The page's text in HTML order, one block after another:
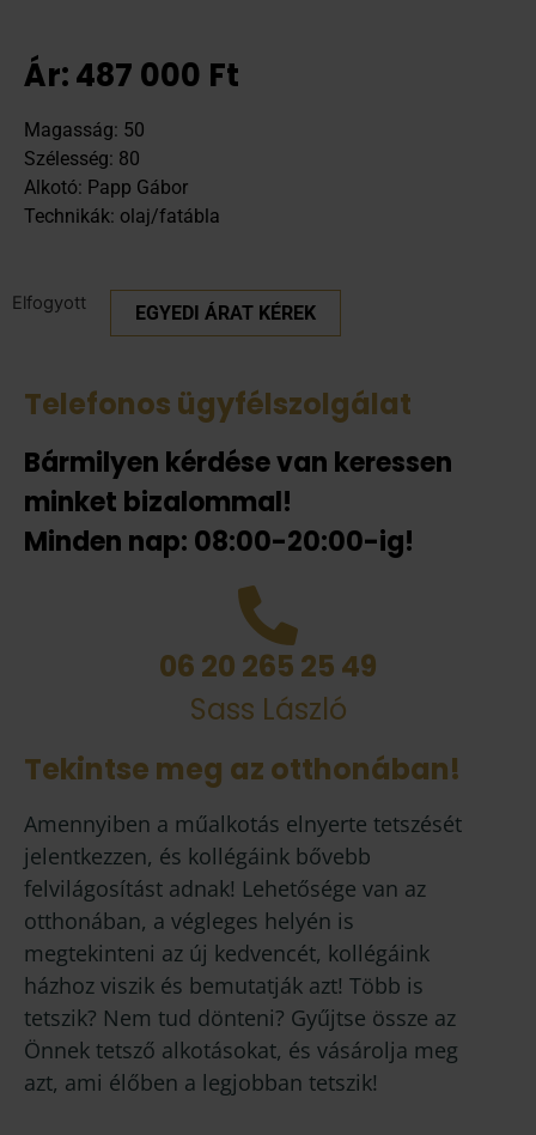
Ár:487 000 Ft
Magasság: 50
Szélesség: 80
Alkotó: Papp Gábor
Technikák: olaj/fatábla
Elfogyott EGYEDI ÁRAT KÉREK
Telefonos ügyfélszolgálat
Bármilyen kérdése van keressen
minket bizalommal!
Minden nap: 08:00-20:00-ig!
06 20 265 25 49
Sass László
Tekintse meg az otthonában!
Amennyiben a műalkotás elnyerte tetszését
jelentkezzen, és kollégáink bővebb
felvilágosítást adnak! Lehetősége van az
otthonában, a végleges helyén is
megtekinteni az új kedvencét, kollégáink
házhoz viszik és bemutatják azt! Több is
tetszik? Nem tud dönteni? Gyűjtse össze az
Önnek tetsző alkotásokat, és vásárolja meg
azt, ami élőben a legjobban tetszik!